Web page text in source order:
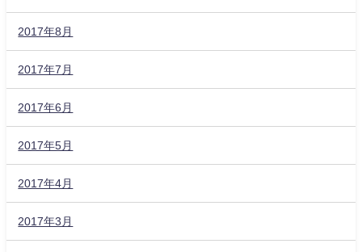
2017年8月
2017年7月
2017年6月
2017年5月
2017年4月
2017年3月